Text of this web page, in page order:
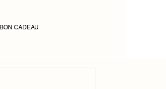
BON CADEAU